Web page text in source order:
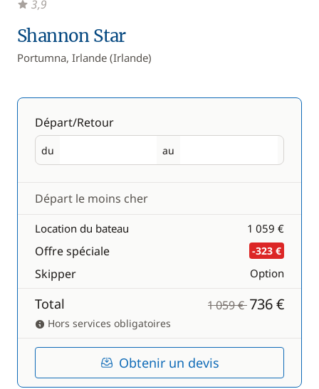
Shannon Star
Portumna, Irlande (Irlande)
3,9
Départ/Retour
du
Départ au
Retour
Départ le moins cher
Location du bateau 1 059 €
Offre spéciale -323 €
Skipper Option
Total 1 059 €736 €
Hors services obligatoires
Obtenir un devis